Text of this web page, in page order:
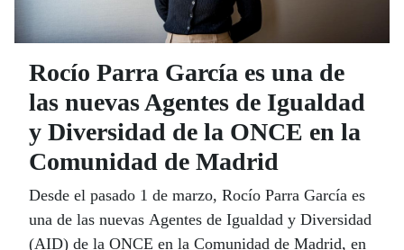
Rocío Parra García es una de
las nuevas Agentes de Igualdad
y Diversidad de la ONCE en la
Comunidad de Madrid
Desde el pasado 1 de marzo, Rocío Parra García es
una de las nuevas Agentes de Igualdad y Diversidad
(AID) de la ONCE en la Comunidad de Madrid, en